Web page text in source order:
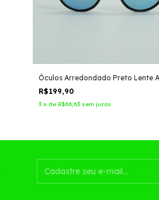
Óculos Arredondado Preto Lente
R$199,90
3 x de R$66,63 sem juros